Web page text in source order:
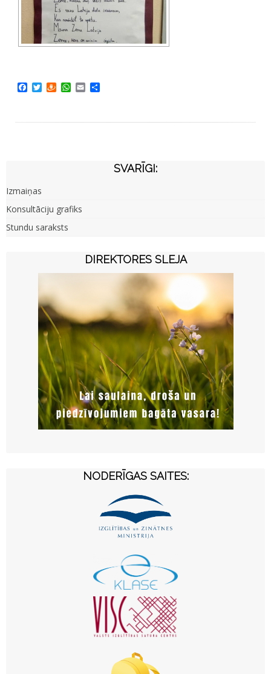
Facebook
TwitterDraugiem
WhatsApp
Email
SVARĪGI:
Izmaiņas
Konsultāciju grafiks
Stundu saraksts
DIREKTORES SLEJA
NODERĪGAS SAITES: